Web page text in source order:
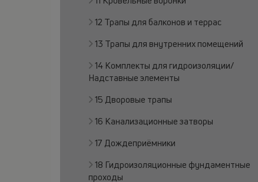
12 Трапы для балконов и террас
13 Трапы для внутренних помещений
14 Комплекты для гидроизоляции/
Надставные элементы
15 Дворовые трапы
16 Канализационные затворы
17 Дождеприёмники
18 Гидроизоляционные фундаментные
проходы